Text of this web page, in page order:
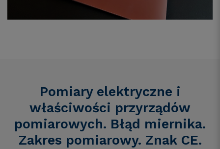
Pomiary elektryczne i
właściwości przyrządów
pomiarowych. Błąd miernika.
Zakres pomiarowy. Znak CE.